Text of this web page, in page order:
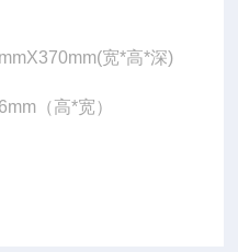
宽*高*深)
（高*宽）